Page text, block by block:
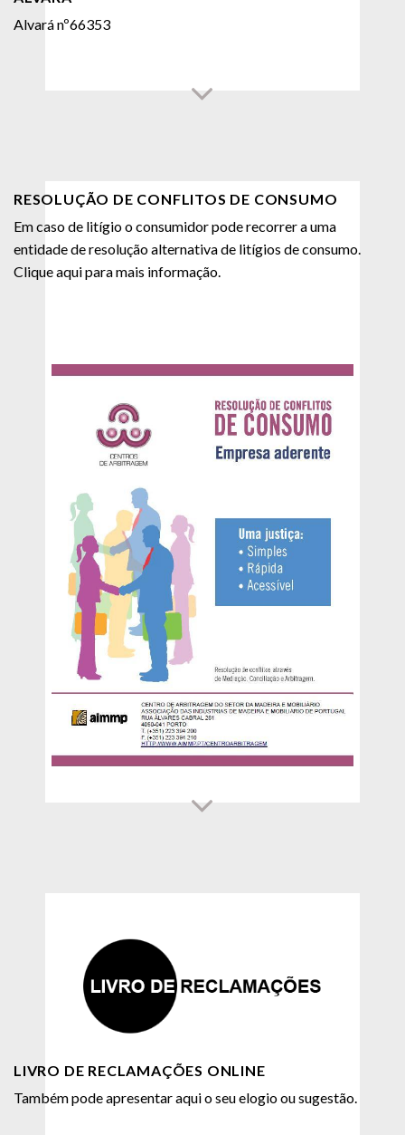
Alvará nº66353
RESOLUÇÃO DE CONFLITOS DE CONSUMO
Em caso de litígio o consumidor pode recorrer a uma
entidade de resolução alternativa de litígios de consumo.
Clique aqui para mais informação.
LIVRO DE RECLAMAÇÕES ONLINE
Também pode apresentar aqui o seu elogio ou sugestão.